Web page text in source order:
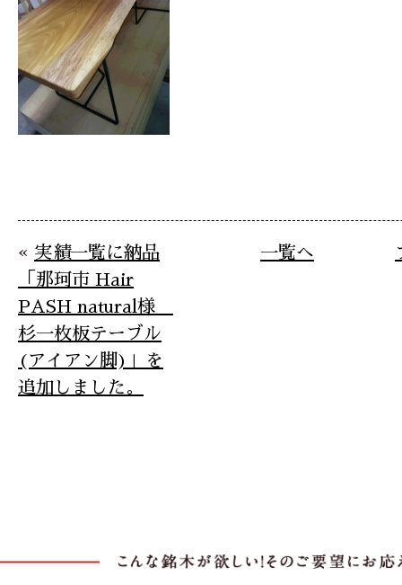
« 実績一覧に納品
「那珂市 Hair
PASH natural様
杉一枚板テーブル
(アイアン脚)」を
追加しました。
一覧へ